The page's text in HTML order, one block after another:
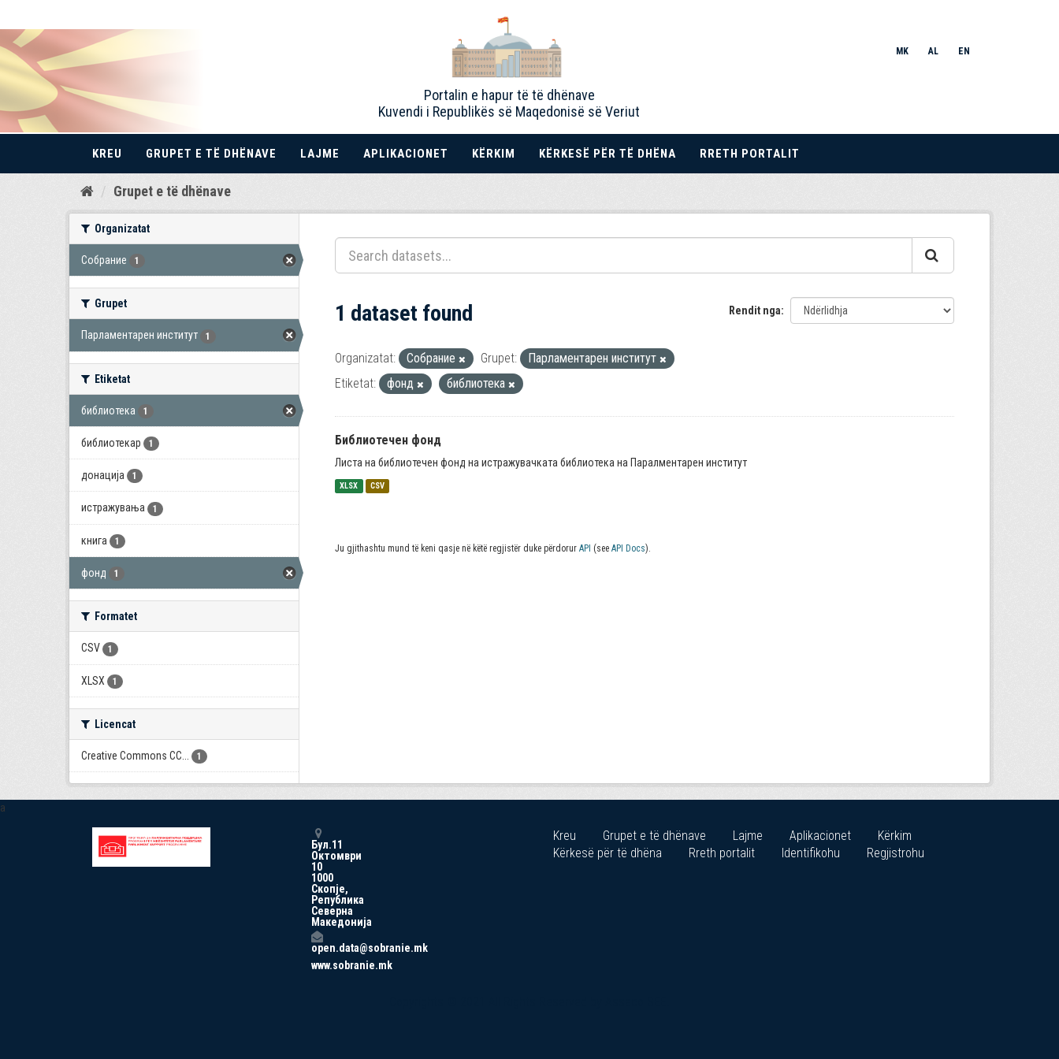
Kalo
Portalin e hapur të të dhënave
Kuvendi i Republikës së Maqedonisë së Veriut
MK AL EN
KREU GRUPET E TË DHËNAVE LAJME APLIKACIONET KËRKIM KËRKESË PËR TË DHËNA RRETH PORTALIT
Grupet e të dhënave
Organizatat
Собрание 1
Grupet
Парламентарен институт 1
Etiketat
библиотека 1
библиотекар 1
донација 1
истражувања 1
книга 1
фонд 1
Formatet
CSV 1
XLSX 1
Licencat
Creative Commons CC... 1
Rendit nga
1 dataset found
Organizatat: Собрание Grupet:
Парламентарен институт
Etiketat:
фонд библиотека
Библиотечен фонд
Листа на библиотечен фонд на истражувачката библиотека на Паралментарен институт
XLSX CSV
Ju gjithashtu mund të keni qasje në këtë regjistër duke përdorur API (see API Docs).
a
Бул.11
Октомври
10
1000
Скопје,
Република
Северна
Македонија
open.data@sobranie.mk
www.sobranie.mk
Kreu Grupet e të dhënave Lajme Aplikacionet
Kërkim
Kërkesë për të dhëna
Rreth portalit Identifikohu Regjistrohu